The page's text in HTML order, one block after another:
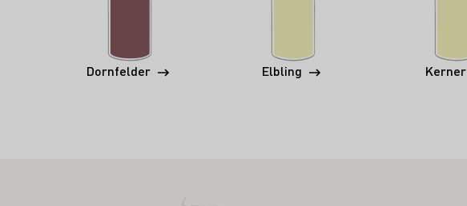
Dornfelder Elbling Kerner